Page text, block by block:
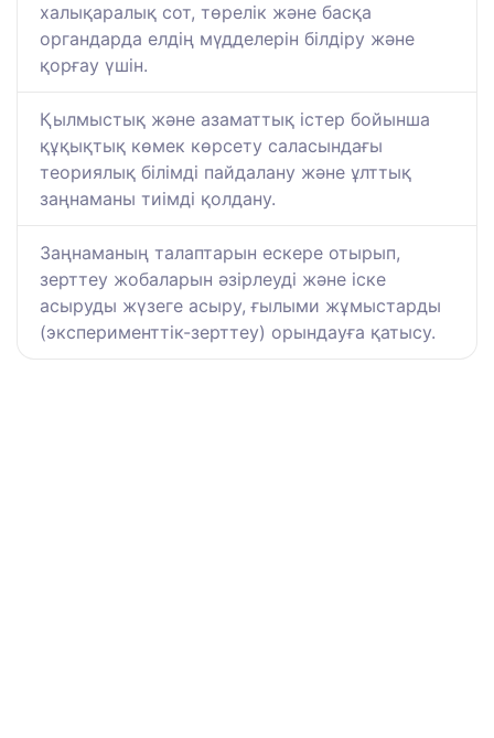
халықаралық сот, төрелік және басқа
органдарда елдің мүдделерін білдіру және
қорғау үшін.
Қылмыстық және азаматтық істер бойынша
құқықтық көмек көрсету саласындағы
теориялық білімді пайдалану және ұлттық
заңнаманы тиімді қолдану.
Заңнаманың талаптарын ескере отырып,
зерттеу жобаларын әзірлеуді және іске
асыруды жүзеге асыру, ғылыми жұмыстарды
(эксперименттік-зерттеу) орындауға қатысу.